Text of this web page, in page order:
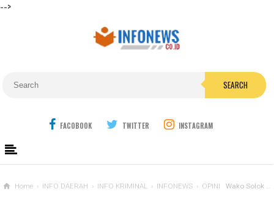
-->
SEARCH
FACOBOOK TWITTER INSTAGRAM
Home › INFO DAERAH › INFO KRIMINAL › INFONEWS › OPINI Wako Solok Lantik Pejabat Pimpinan Tinggi Pratama, Administrator dan Pengawas